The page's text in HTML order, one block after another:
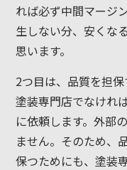
れば必ず中間マージ
生しない分、安くな
思います。
2つ目は、品質を担保
塗装専門店でなけれ
に依頼します。外部
ません。そのため、
保つためにも、塗装